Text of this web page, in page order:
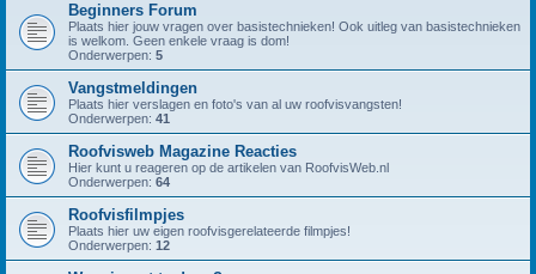
Beginners Forum
Plaats hier jouw vragen over basistechnieken! Ook uitleg van basistechnieken
is welkom. Geen enkele vraag is dom!
Onderwerpen: 5
Vangstmeldingen
Plaats hier verslagen en foto's van al uw roofvisvangsten!
Onderwerpen: 41
Roofvisweb Magazine Reacties
Hier kunt u reageren op de artikelen van RoofvisWeb.nl
Onderwerpen: 64
Roofvisfilmpjes
Plaats hier uw eigen roofvisgerelateerde filmpjes!
Onderwerpen: 12